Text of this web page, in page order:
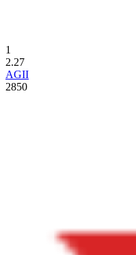
1
2.27
AGII
2850